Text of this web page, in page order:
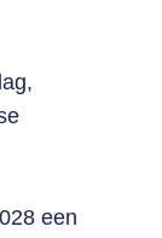
een